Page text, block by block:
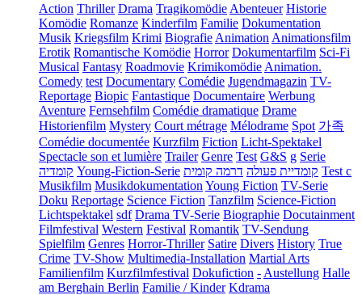
Action Thriller Drama Tragikomödie Abenteuer Historie
Komödie Romanze Kinderfilm Familie Dokumentation
Musik Kriegsfilm Krimi Biografie Animation Animationsfilm
Erotik Romantische Komödie Horror Dokumentarfilm Sci-Fi
Musical Fantasy Roadmovie Krimikomödie Animation.
Comedy test Documentary Comédie Jugendmagazin TV-
Reportage Biopic Fantastique Documentaire Werbung
Aventure Fernsehfilm Comédie dramatique Drame
Historienfilm Mystery Court métrage Mélodrame Spot 가족
Comédie documentée Kurzfilm Fiction Licht-Spektakel
Spectacle son et lumière Trailer Genre Test G&S g Serie
קומדיה Young-Fiction-Serie קומדיית פעולה דרמה קומית
Test c
Musikfilm Musikdokumentation Young Fiction TV-Serie
Doku Reportage Science Fiction Tanzfilm Science-Fiction
Lichtspektakel sdf Drama TV-Serie Biographie Docutainment
Filmfestival Western Festival Romantik TV-Sendung
Spielfilm Genres Horror-Thriller Satire Divers History True
Crime TV-Show Multimedia-Installation Martial Arts
Familienfilm Kurzfilmfestival Dokufiction - Austellung Halle
am Berghain Berlin Familie / Kinder Kdrama